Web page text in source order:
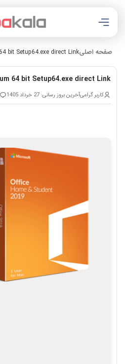
صفحه اصلیbit Setup64.exe direct Link
64 bit Setup64.exe direct Link
کاربر گرامیآخرین بروز رسانی: 27 خرداد 1405